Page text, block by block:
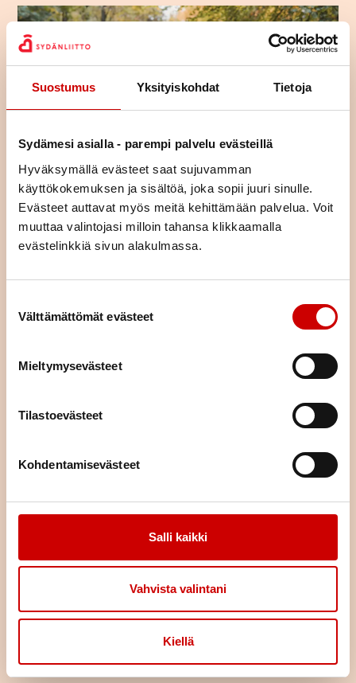
Suostumus Yksityiskohdat Tietoja
Sydämesi asialla - parempi palvelu evästeillä
Hyväksymällä evästeet saat sujuvamman
käyttökokemuksen ja sisältöä, joka sopii juuri sinulle.
Evästeet auttavat myös meitä kehittämään palvelua. Voit
muuttaa valintojasi milloin tahansa klikkaamalla
evästelinkkiä sivun alakulmassa.
Välttämättömät evästeet
Mieltymysevästeet
Tilastoevästeet
Kohdentamisevästeet
Salli kaikki
Vahvista valintani
Kiellä
Liity jäseneksi
paikallista, alueellista ja valtakunnallista sydäntyötä.
tarjoamme mahdollisuuden kokemusten jakamiseen sekä
vuodessa ilmestyvän laadukkaan Sydän-lehden, joka tarjoaa
ajankohtaista tietoa sydänterveydestä.
LIITY JÄSENEKSI